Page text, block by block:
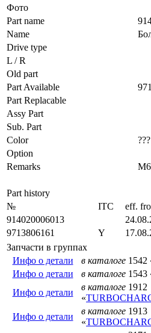
Фото
Part name
Name
Drive type
L / R
Old part
Part Available
Part Replacable
Assy Part
Sub. Part
Color
???
Option
Remarks
Part history
№
ITC eff.
914020006013
9713806161
Y
Запчасти в группах
Инфо о детали
в каталоге 1542
Инфо о детали
в каталоге 1543
Инфо о детали
в каталоге 1912
«
Инфо о детали
в каталоге 1913
«